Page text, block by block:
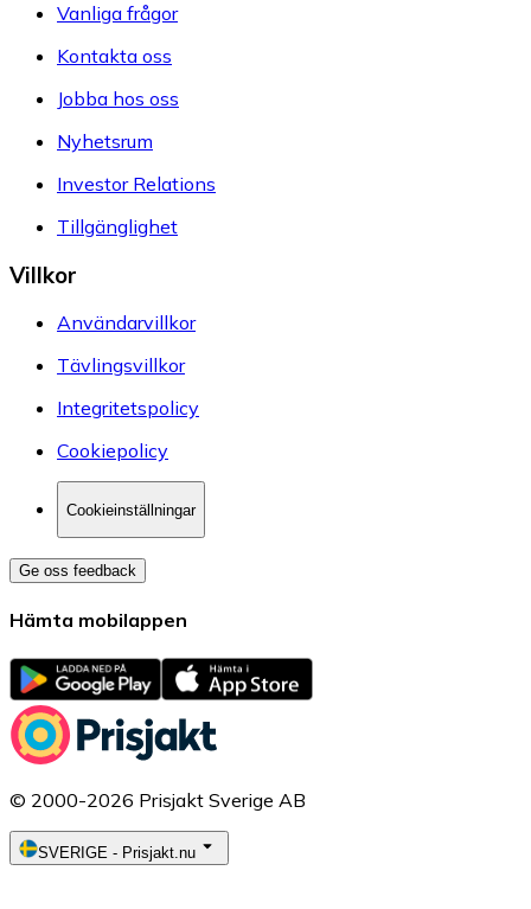
Vanliga frågor
Kontakta oss
Jobba hos oss
Nyhetsrum
Investor Relations
Tillgänglighet
Villkor
Användarvillkor
Tävlingsvillkor
Integritetspolicy
Cookiepolicy
Cookieinställningar
Ge oss feedback
Hämta mobilappen
© 2000-2026 Prisjakt Sverige AB
SVERIGE - Prisjakt.nu